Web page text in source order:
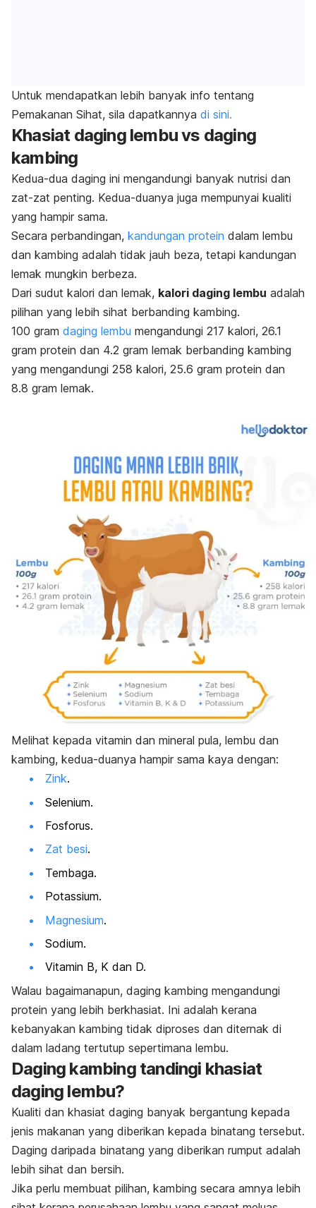
Untuk mendapatkan lebih banyak info tentang
Pemakanan Sihat, sila dapatkannya di sini.
Khasiat daging lembu vs daging
kambing
Kedua-dua daging ini mengandungi banyak nutrisi dan
zat-zat penting. Kedua-duanya juga mempunyai kualiti
yang hampir sama.
Secara perbandingan, kandungan protein dalam lembu
dan kambing adalah tidak jauh beza, tetapi kandungan
lemak mungkin berbeza.
Dari sudut kalori dan lemak, kalori daging lembu adalah
pilihan yang lebih sihat berbanding kambing.
100 gram daging lembu mengandungi 217 kalori, 26.1
gram protein dan 4.2 gram lemak berbanding kambing
yang mengandungi 258 kalori, 25.6 gram protein dan
8.8 gram lemak.
Melihat kepada vitamin dan mineral pula, lembu dan
kambing, kedua-duanya hampir sama kaya dengan:
Zink.
Selenium.
Fosforus.
Zat besi.
Tembaga.
Potassium.
Magnesium.
Sodium.
Vitamin B, K dan D.
Walau bagaimanapun, daging kambing mengandungi
protein yang lebih berkhasiat. Ini adalah kerana
kebanyakan kambing tidak diproses dan diternak di
dalam ladang tertutup sepertimana lembu.
Daging kambing tandingi khasiat
daging lembu?
Kualiti dan khasiat daging banyak bergantung kepada
jenis makanan yang diberikan kepada binatang tersebut.
Daging daripada binatang yang diberikan rumput adalah
lebih sihat dan bersih.
Jika perlu membuat pilihan, kambing secara amnya lebih